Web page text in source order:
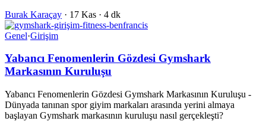
Burak Karaçay · 17 Kas · 4 dk
Genel·Girişim
Yabancı Fenomenlerin Gözdesi Gymshark
Markasının Kuruluşu
Yabancı Fenomenlerin Gözdesi Gymshark Markasının Kuruluşu -
Dünyada tanınan spor giyim markaları arasında yerini almaya
başlayan Gymshark markasının kuruluşu nasıl gerçekleşti?